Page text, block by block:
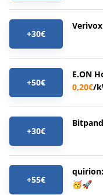
+30€
+50€
E.ON
0,20€/
+30€
+55€
🥳🚀